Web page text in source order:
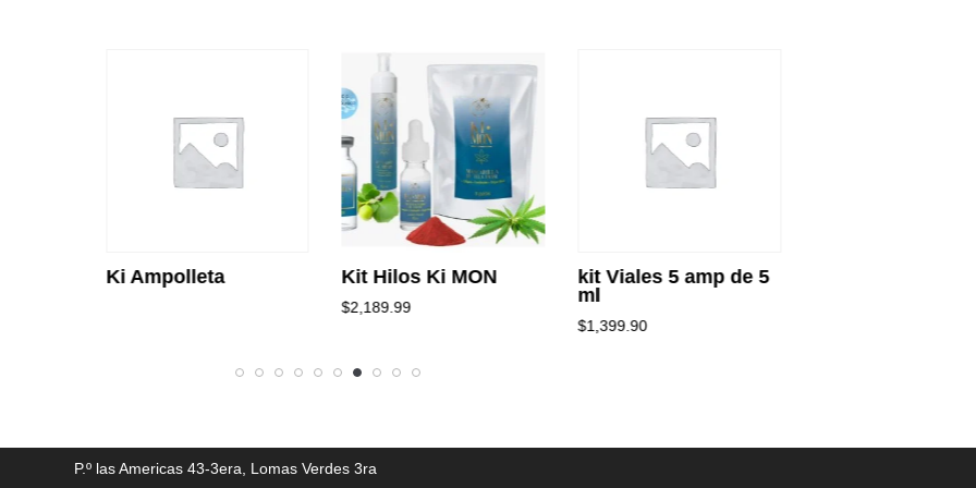
Ki Ampolleta Kit Hilos Ki MON
$2,189.99
kit Viales 5 amp de 5
ml
$1,399.90
P.º las Americas 43-3era, Lomas Verdes 3ra